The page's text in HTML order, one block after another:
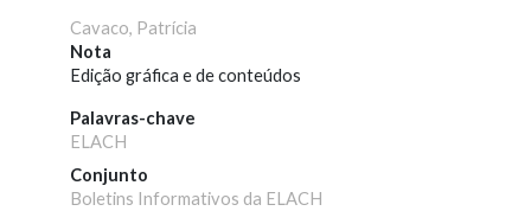
Cavaco, Patrícia
Nota
Edição gráfica e de conteúdos
Palavras-chave
ELACH
Conjunto
Boletins Informativos da ELACH